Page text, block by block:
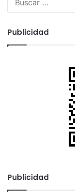
Publicidad
Publicidad